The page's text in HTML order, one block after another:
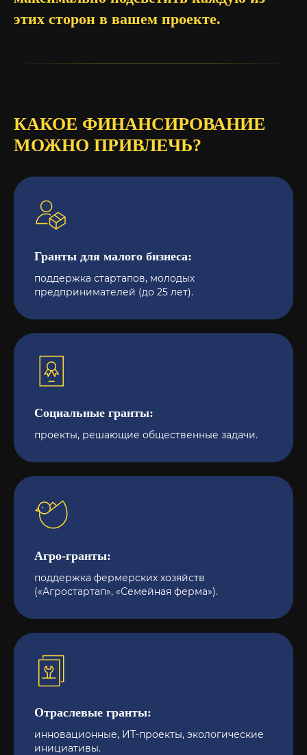
этих сторон в вашем проекте.
КАКОЕ ФИНАНСИРОВАНИЕ
МОЖНО ПРИВЛЕЧЬ?
Гранты для малого бизнеса:
поддержка стартапов, молодых
предпринимателей (до 25 лет).
Социальные гранты:
проекты, решающие общественные задачи.
Агро-гранты:
поддержка фермерских хозяйств
(«Агростартап», «Семейная ферма»).
Отраслевые гранты:
инновационные, ИТ-проекты, экологические
инициативы.